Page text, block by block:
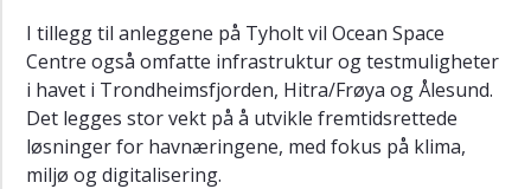
I tillegg til anleggene på Tyholt vil Ocean Space
Centre også omfatte infrastruktur og testmuligheter
i havet i Trondheimsfjorden, Hitra/Frøya og Ålesund.
Det legges stor vekt på å utvikle fremtidsrettede
løsninger for havnæringene, med fokus på klima,
miljø og digitalisering.